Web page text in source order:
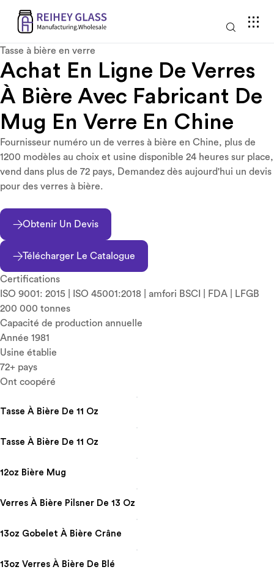
Tasse à bière en verre
Achat En Ligne De Verres
À Bière Avec Fabricant De
Mug En Verre En Chine
Fournisseur numéro un de verres à bière en Chine, plus de
1200 modèles au choix et usine disponible 24 heures sur place,
vend dans plus de 72 pays, Demandez dès aujourd'hui un devis
pour des verres à bière.
Obtenir Un Devis
Télécharger Le Catalogue
Certifications
ISO 9001: 2015 | ISO 45001:2018 | amfori BSCI | FDA | LFGB
200 000 tonnes
Capacité de production annuelle
Année 1981
Usine établie
72+ pays
Ont coopéré
Tasse À Bière De 11 Oz
Tasse À Bière De 11 Oz
12oz Bière Mug
Verres À Bière Pilsner De 13 Oz
13oz Gobelet À Bière Crâne
13oz Verres À Bière De Blé